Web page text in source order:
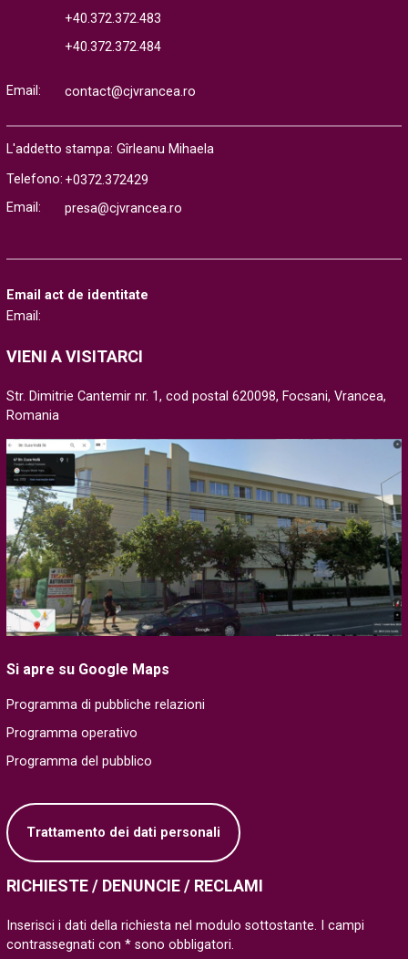
+40.372.372.483
+40.372.372.484
Email: contact@cjvrancea.ro
L'addetto stampa: Gîrleanu Mihaela
Telefono: +0372.372429
Email:
presa@cjvrancea.ro
Email act de identitate
Email:
VIENI A VISITARCI
Str. Dimitrie Cantemir nr. 1, cod postal 620098, Focsani, Vrancea,
Romania
Si apre su Google Maps
Programma di pubbliche relazioni
Programma operativo
Programma del pubblico
Trattamento dei dati personali
RICHIESTE / DENUNCIE / RECLAMI
Inserisci i dati della richiesta nel modulo sottostante. I campi
contrassegnati con * sono obbligatori.